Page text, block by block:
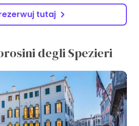
tutaj
degli Spezieri